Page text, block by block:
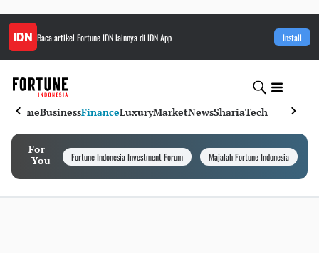
Baca artikel Fortune IDNlainnya di IDN App Install
HomeBusinessFinanceLuxuryMarketNewsShariaTech
For
You
Fortune Indonesia Investment Forum Majalah Fortune Indonesia